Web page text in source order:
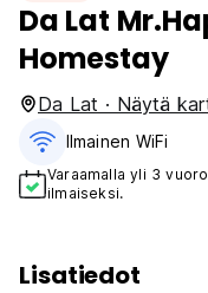
Da Lat
Homestay
Da Lat · Näytä
Ilmainen WiFi
Varaamalla yli 3
ilmaiseksi.
Lisatiedot